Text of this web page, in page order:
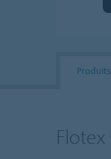
Produits
Flotex